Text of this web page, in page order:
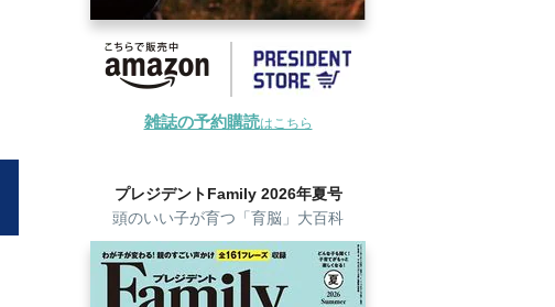
雑誌の予約購読はこちら
プレジデントFamily 2026年夏号
頭のいい子が育つ「育脳」大百科